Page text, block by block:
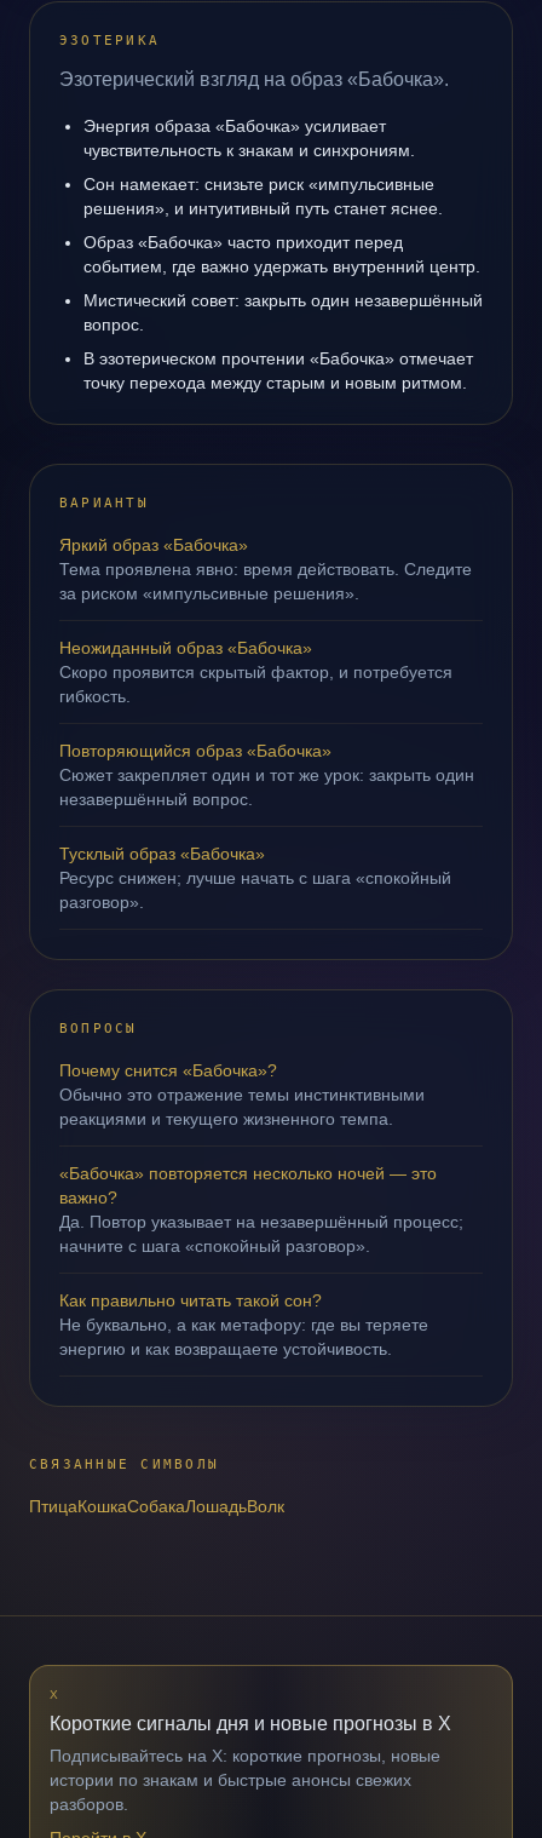
ЭЗОТЕРИКА
Эзотерический взгляд на образ «Бабочка».
Энергия образа «Бабочка» усиливает
чувствительность к знакам и синхрониям.
Сон намекает: снизьте риск «импульсивные
решения», и интуитивный путь станет яснее.
Образ «Бабочка» часто приходит перед
событием, где важно удержать внутренний центр.
Мистический совет: закрыть один незавершённый
вопрос.
В эзотерическом прочтении «Бабочка» отмечает
точку перехода между старым и новым ритмом.
ВАРИАНТЫ
Яркий образ «Бабочка»
Тема проявлена явно: время действовать. Следите
за риском «импульсивные решения».
Неожиданный образ «Бабочка»
Скоро проявится скрытый фактор, и потребуется
гибкость.
Повторяющийся образ «Бабочка»
Сюжет закрепляет один и тот же урок: закрыть один
незавершённый вопрос.
Тусклый образ «Бабочка»
Ресурс снижен; лучше начать с шага «спокойный
разговор».
ВОПРОСЫ
Почему снится «Бабочка»?
Обычно это отражение темы инстинктивными
реакциями и текущего жизненного темпа.
«Бабочка» повторяется несколько ночей — это
важно?
Да. Повтор указывает на незавершённый процесс;
начните с шага «спокойный разговор».
Как правильно читать такой сон?
Не буквально, а как метафору: где вы теряете
энергию и как возвращаете устойчивость.
СВЯЗАННЫЕ СИМВОЛЫ
ПтицаКошкаСобакаЛошадьВолк
X
Короткие сигналы дня и новые прогнозы в X
Подписывайтесь на X: короткие прогнозы, новые
истории по знакам и быстрые анонсы свежих
разборов.